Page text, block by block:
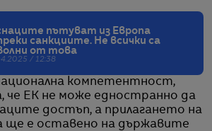
пътуват из Европа
санкциите. Не всички са
от това
/ 12:38
компетентност,
че ЕК не може едностранно да
достъп, а прилагането на
ще е оставено на държавите